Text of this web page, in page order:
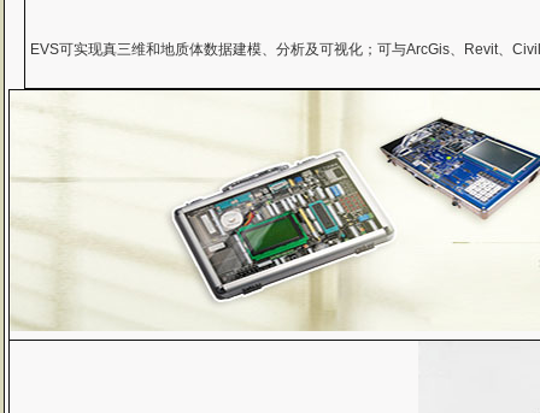
EVS可实现真三维和地质体数据建模、分析及可视化；可与ArcGis、Revit、